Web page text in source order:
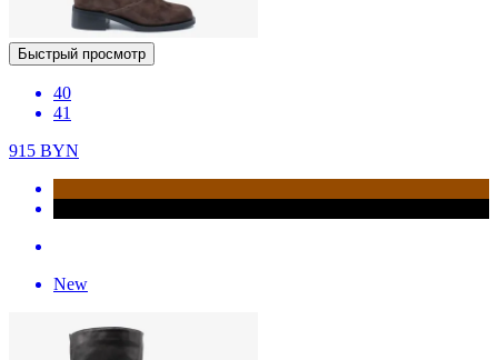
Быстрый просмотр
40
41
915 BYN
New